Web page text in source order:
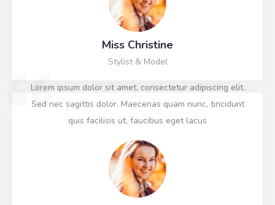
Miss Christine
Stylist & Model
Lorem ipsum dolor sit amet, consectetur adipiscing elit.
Sed nec sagittis dolor. Maecenas quam nunc, tincidunt
quis facilisis ut, faucibus eget lacus